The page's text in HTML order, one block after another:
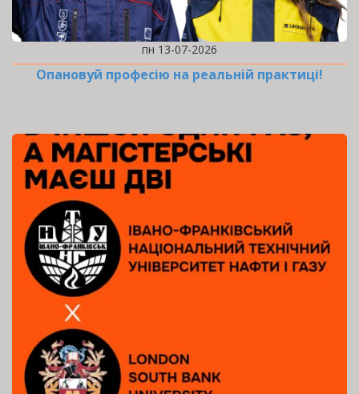
пн 13-07-2026
Опановуй професію на реальній практиці!